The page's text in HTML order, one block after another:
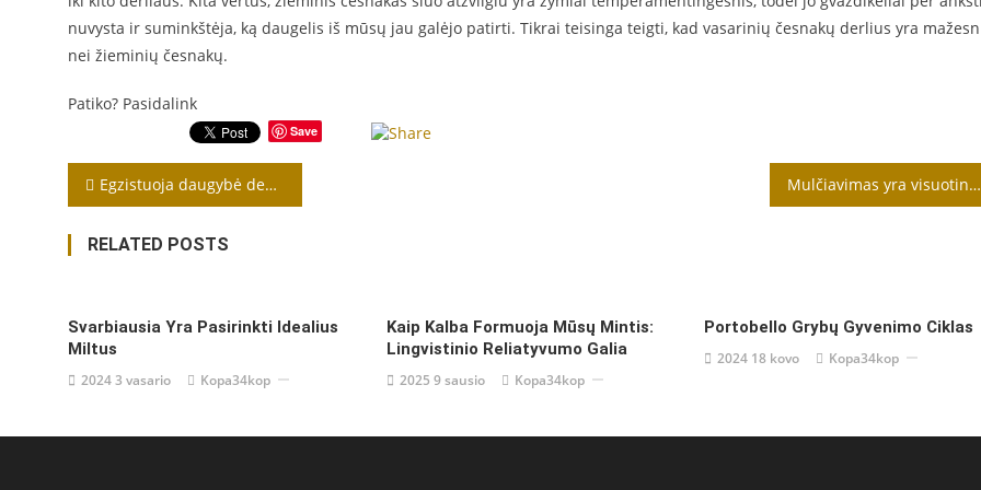
nuvysta ir suminkštėja, ką daugelis iš mūsų jau galėjo patirti. Tikrai teisinga teigti, kad vasarinių česnakų derlius yra
nei žieminių česnakų.
Patiko? Pasidalink
Save
Navigacija
tarp
įrašų
Egzistuoja daugybė dekoratyvinių sausmedžių rūšių veislių Mulčiavimas yra visuotinai veiksminga priemonė
RELATED POSTS
Svarbiausia Yra Pasirinkti Idealius
Miltus
2024 3 vasario Kopa34kop
Kaip Kalba Formuoja Mūsų Mintis:
Lingvistinio Reliatyvumo Galia
2025 9 sausio Kopa34kop
Portobello Grybų Gyvenimo Ciklas
2024 18 kovo Kopa34kop